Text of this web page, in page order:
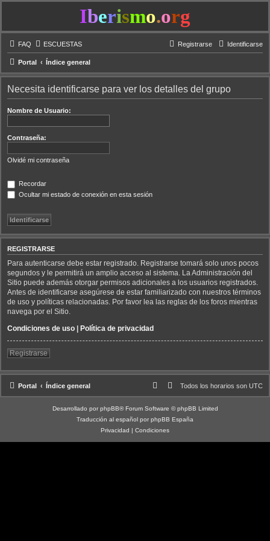
Iberismo.org
FAQ ESCUESTAS Identificarse
Registrarse
Portal Índice general
Necesita identificarse para ver los detalles del grupo
Nombre de Usuario:
Contraseña:
Olvidé mi contraseña
Recordar
Ocultar mi estado de conexión en esta sesión
REGISTRARSE
Para autenticarse debe estar registrado. Registrarse tomará solo unos pocos
segundos y le permitirá un amplio acceso al sistema. La Administración del
Sitio puede además otorgar permisos adicionales a los usuarios registrados.
Antes de identificarse asegúrese de estar familiarizado con nuestros términos
de uso y políticas relacionadas. Por favor lea las reglas de los foros mientras
navega por el Sitio.
Condiciones de uso | Política de privacidad
Registrarse
Portal Índice general Todos los horarios son UTC
Desarrollado por phpBB® Forum Software © phpBB Limited
Traducción al español por phpBB España
Privacidad | Condiciones